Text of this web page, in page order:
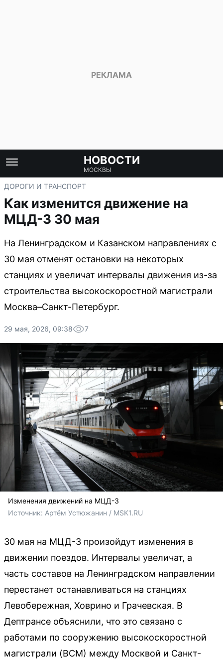
НОВОСТИ
МОСКВЫ
ДОРОГИ И ТРАНСПОРТ
Как изменится движение на
МЦД-3 30 мая
На Ленинградском и Казанском направлениях с
30 мая отменят остановки на некоторых
станциях и увеличат интервалы движения из-за
строительства высокоскоростной магистрали
Москва–Санкт-Петербург.
29 мая, 2026, 09:38 7
Изменения движений на МЦД-3
Источник: Артём Устюжанин / MSK1.RU
30 мая на МЦД-3 произойдут изменения в
движении поездов. Интервалы увеличат, а
часть составов на Ленинградском направлении
перестанет останавливаться на станциях
Левобережная, Ховрино и Грачевская. В
Дептрансе объяснили, что это связано с
работами по сооружению высокоскоростной
магистрали (ВСМ) между Москвой и Санкт-